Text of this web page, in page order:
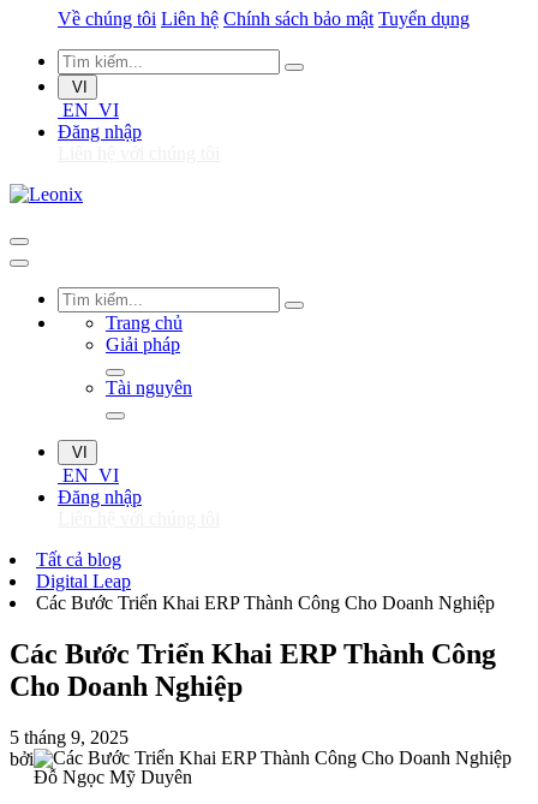
Về chúng tôi Liên hệ Chính sách bảo mật Tuyển dụng
VI
EN VI
Đăng nhập
Trang chủ
Giải pháp
Tài nguyên
VI
EN VI
Đăng nhập
Tất cả blog
Digital Leap
Các Bước Triển Khai ERP Thành Công Cho Doanh Nghiệp
Các Bước Triển Khai ERP Thành Công
Cho Doanh Nghiệp
5 tháng 9, 2025
bởi
Đỗ Ngọc Mỹ Duyên